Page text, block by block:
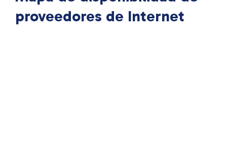
proveedores de Internet